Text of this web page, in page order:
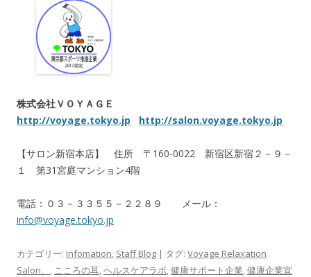
株式会社ＶＯＹＡＧＥ
http://voyage.tokyo.jp
http://salon.voyage.tokyo.jp
【サロン新宿本店】 住所 〒160-0022 新宿区新宿２－９－
１ 第31宮庭マンション4階
電話：０３－３３５５－２２８９ メール：
info@voyage.tokyo.jp
カテゴリー: Infomation, Staff Blog | タグ: Voyage Relaxation
Salon、 , こころの耳,ヘルスケアラボ,健康サポート企業,健康企業宣